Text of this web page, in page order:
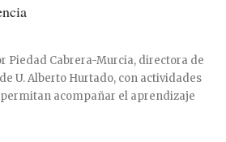
Piedad Cabrera-Murcia, directora de
U. Alberto Hurtado, con actividades
permitan acompañar el aprendizaje